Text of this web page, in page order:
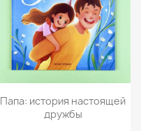
Просмотр
Папа: история настоящей
дружбы